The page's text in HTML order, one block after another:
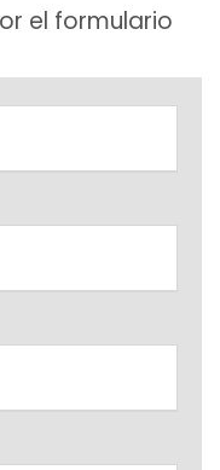
el formulario